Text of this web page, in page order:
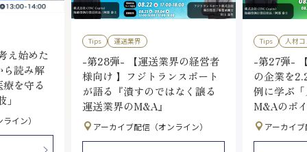
え始めた
ら読み解
を守る
イン）
Tips 運送業界
-第28弾- 【運送業界の経営者
様向け 】フジトランスポート
が語る『潰すのではなく譲る
運送業界のM&A』
アーカイブ配信（オンライン）
Tips 人材
-第27弾-
の企業を
例に学ぶ
M&Aのポ
アーカイ